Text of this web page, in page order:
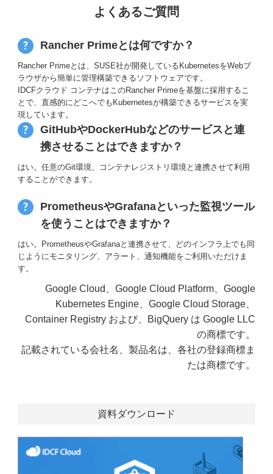
よくあるご質問
Rancher Primeとは何ですか？
Rancher Primeとは、SUSE社が開発しているKubernetesをWebブ
ラウザから簡単に管理構築できるソフトウェアです。
IDCFクラウド コンテナはこのRancher Primeを基盤に採用するこ
とで、直感的にどこへでもKubernetesが構築できるサービスを実
現しています。
GitHubやDockerHubなどのサービスと連
携させることはできますか？
はい。任意のGit環境、コンテナレジストリ環境と連携させて利用
することができます。
PrometheusやGrafanaといった監視ツール
を使うことはできますか？
はい。PrometheusやGrafanaと連携させて、どのインフラ上でも同
じようにモニタリング、アラート、通知機能をご利用いただけま
す。
Google Cloud、Google Cloud Platform、Google
Kubernetes Engine、Google Cloud Storage、
Container Registry および、BigQuery は Google LLC
の商標です。
記載されている会社名、製品名は、各社の登録商標ま
たは商標です。
資料ダウンロード